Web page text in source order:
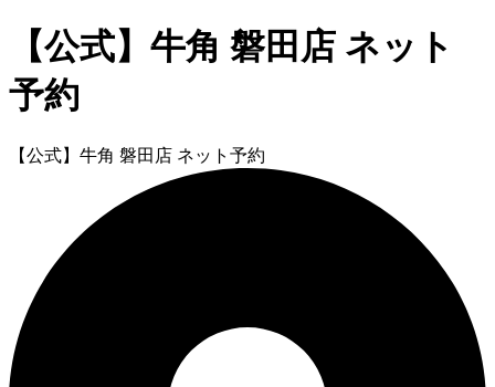
【公式】牛角 磐田店 ネット
予約
【公式】牛角 磐田店 ネット予約